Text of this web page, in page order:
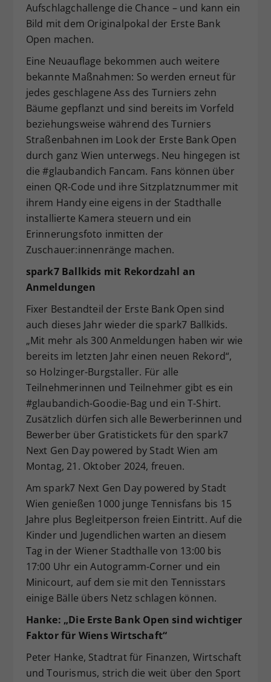
Aufschlagchallenge die Chance – und kann ein
Bild mit dem Originalpokal der Erste Bank
Open machen.
Eine Neuauflage bekommen auch weitere
bekannte Maßnahmen: So werden erneut für
jedes geschlagene Ass des Turniers zehn
Bäume gepflanzt und sind bereits im Vorfeld
beziehungsweise während des Turniers
Straßenbahnen im Look der Erste Bank Open
durch ganz Wien unterwegs. Neu hingegen ist
die #glaubandich Fancam. Fans können über
einen QR-Code und ihre Sitzplatznummer mit
ihrem Handy eine eigens in der Stadthalle
installierte Kamera steuern und ein
Erinnerungsfoto inmitten der
Zuschauer:innenränge machen.
spark7 Ballkids mit Rekordzahl an
Anmeldungen
Fixer Bestandteil der Erste Bank Open sind
auch dieses Jahr wieder die spark7 Ballkids.
„Mit mehr als 300 Anmeldungen haben wir wie
bereits im letzten Jahr einen neuen Rekord“,
so Holzinger-Burgstaller. Für alle
Teilnehmerinnen und Teilnehmer gibt es ein
#glaubandich-Goodie-Bag und ein T-Shirt.
Zusätzlich dürfen sich alle Bewerberinnen und
Bewerber über Gratistickets für den spark7
Next Gen Day powered by Stadt Wien am
Montag, 21. Oktober 2024, freuen.
Am spark7 Next Gen Day powered by Stadt
Wien genießen 1000 junge Tennisfans bis 15
Jahre plus Begleitperson freien Eintritt. Auf die
Kinder und Jugendlichen warten an diesem
Tag in der Wiener Stadthalle von 13:00 bis
17:00 Uhr ein Autogramm-Corner und ein
Minicourt, auf dem sie mit den Tennisstars
einige Bälle übers Netz schlagen können.
Hanke: „Die Erste Bank Open sind wichtiger
Faktor für Wiens Wirtschaft“
Peter Hanke, Stadtrat für Finanzen, Wirtschaft
und Tourismus, strich die weit über den Sport